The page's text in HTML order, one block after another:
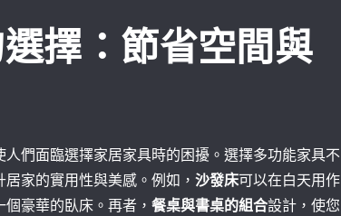
擇：節省空間與
們面臨選擇家居家具時的困擾。選擇多功能家具不
家的實用性與美感。例如， 沙發床可以在白天用作
豪華的臥床。再者， 餐桌與書桌的組合設計，使您